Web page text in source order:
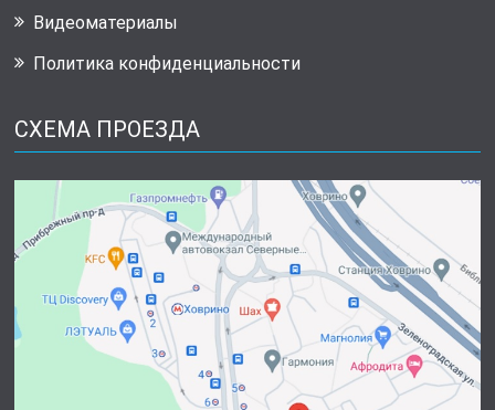
Видеоматериалы
Политика конфиденциальности
СХЕМА ПРОЕЗДА